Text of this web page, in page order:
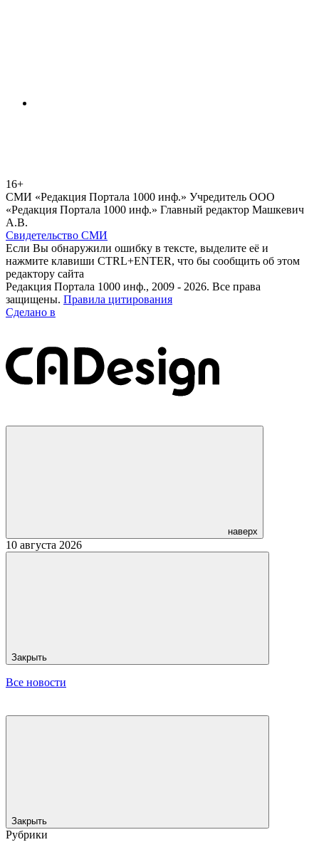
16+
СМИ «Редакция Портала 1000 инф.» Учредитель ООО
«Редакция Портала 1000 инф.» Главный редактор Машкевич
А.В.
Свидетельство СМИ
Если Вы обнаружили ошибку в тексте, выделите её и
нажмите клавиши CTRL+ENTER, что бы сообщить об этом
редактору сайта
Редакция Портала 1000 инф., 2009 - 2026. Все права
защищены. Правила цитирования
Сделано в
наверх
10 августа 2026
Закрыть
Все новости
Закрыть
Рубрики